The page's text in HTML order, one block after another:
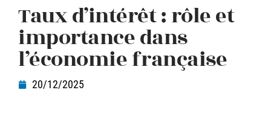
Taux d’intérêt : rôle et
importance dans
l’économie française
20/12/2025